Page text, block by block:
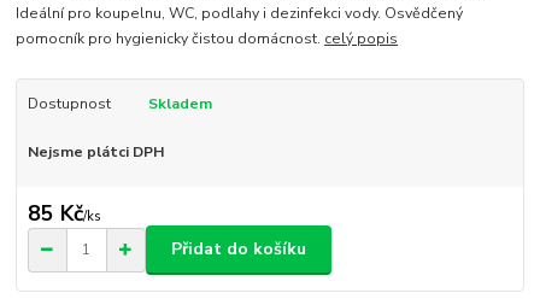
Ideální pro koupelnu, WC, podlahy i dezinfekci vody. Osvědčený
pomocník pro hygienicky čistou domácnost. celý popis
Dostupnost Skladem
Nejsme plátci DPH
85 Kč/ks
Přidat do košíku